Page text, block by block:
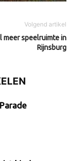
Volgend artikel
meer speelruimte in
Rijnsburg